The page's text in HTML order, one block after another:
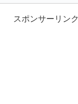
スポンサーリンク